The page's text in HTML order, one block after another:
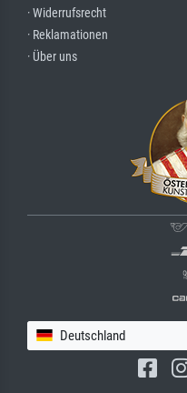
· Widerrufsrecht
· Reklamationen
· Über uns
Deutschland